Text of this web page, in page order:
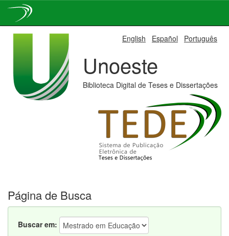
English Español Português
Unoeste
Biblioteca Digital de Teses e Dissertações
Página de Busca
Buscar em: